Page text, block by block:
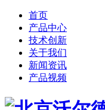
首页
产品中心
技术创新
关于我们
新闻资讯
产品视频